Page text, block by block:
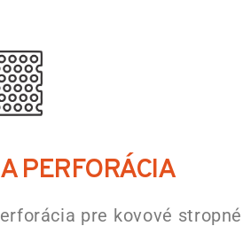
PERFORÁCIA
pre kovové stropné